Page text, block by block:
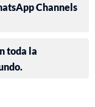
Channels
toda la